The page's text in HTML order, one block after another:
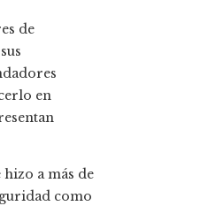
de
en
hizo a más de
como